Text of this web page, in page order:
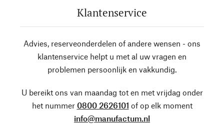
Klantenservice
Advies, reserveonderdelen of andere wensen - ons
klantenservice helpt u met al uw vragen en
problemen persoonlijk en vakkundig.
U bereikt ons van maandag tot en met vrijdag onder
het nummer 0800 2626101 of op elk moment
info@manufactum.nl